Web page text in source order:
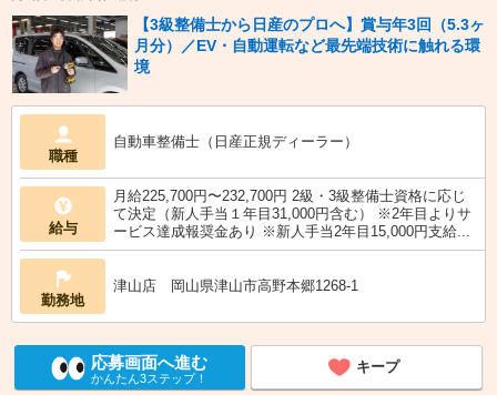
【3級整備士から日産のプロへ】賞与年3回（5.3ヶ
月分）／EV・自動運転など最先端技術に触れる環
境
職種
自動車整備士（日産正規ディーラー）
給与
月給225,700円〜232,700円 2級・3級整備士資格に応じ
て決定（新人手当１年目31,000円含む） ※2年目よりサ
ービス達成報奨金あり ※新人手当2年目15,000円支給...
勤務地
津山店 岡山県津山市高野本郷1268-1
応募画面へ進む
かんたん3ステップ！
キープ